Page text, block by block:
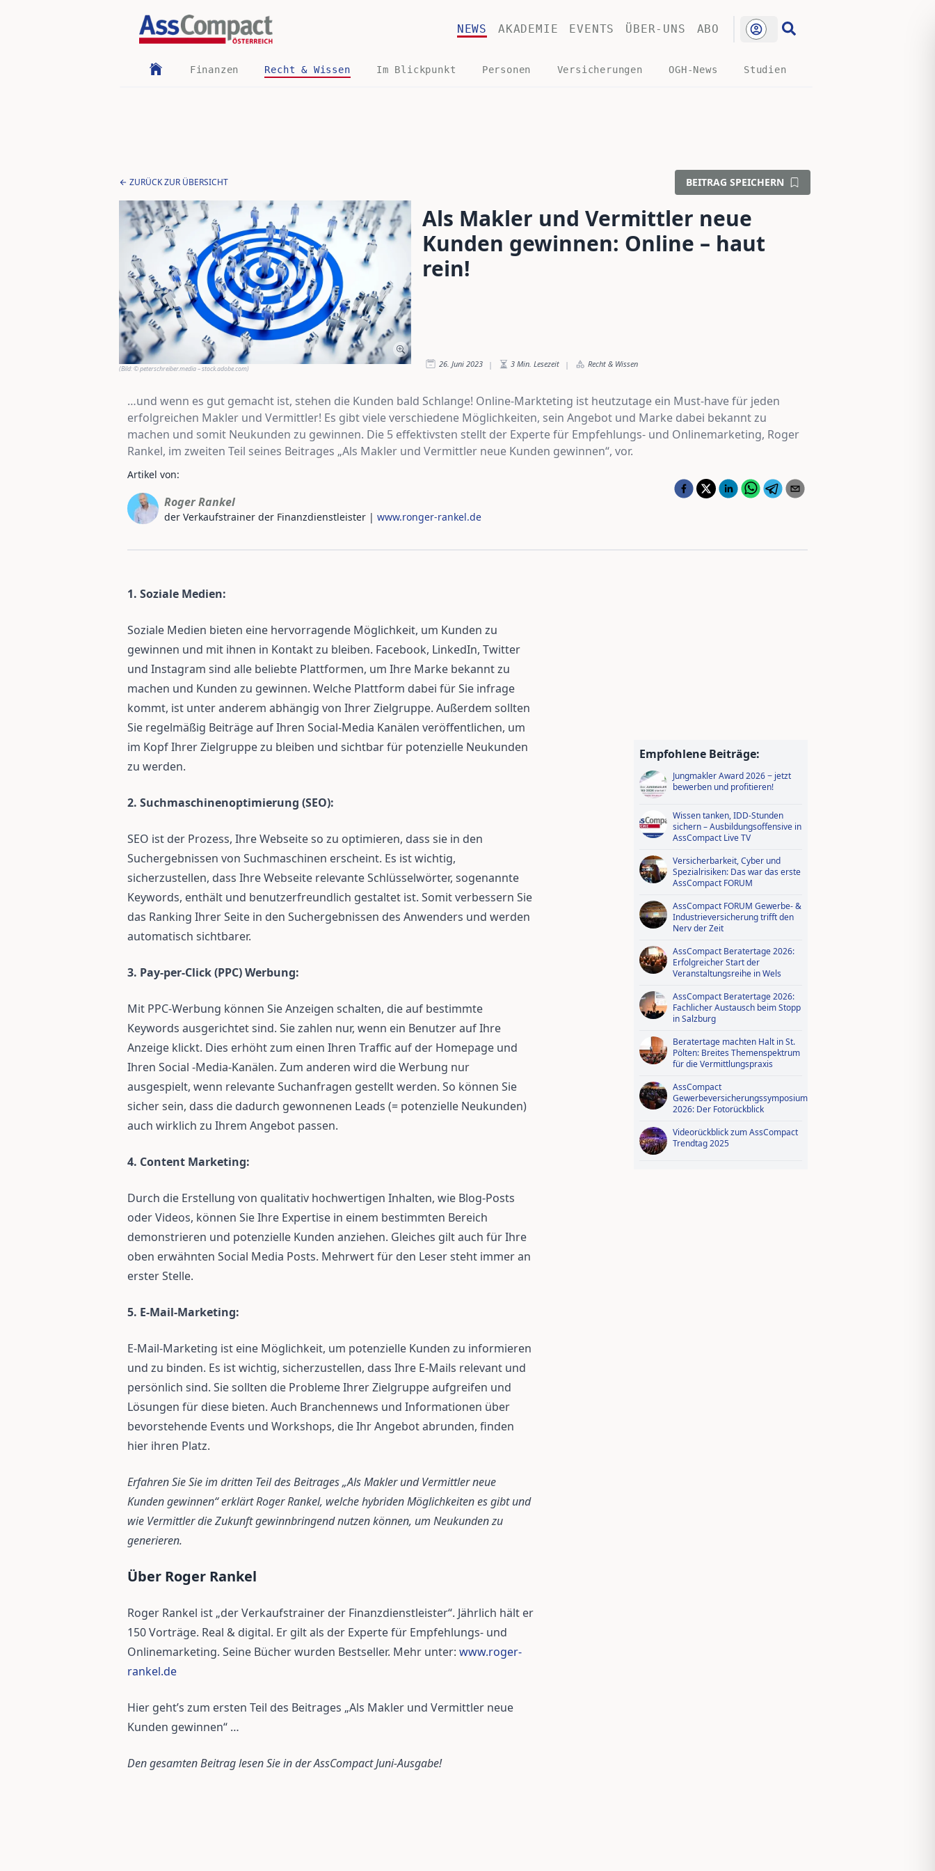
NEWS AKADEMIE EVENTS ÜBER-UNS ABO
Finanzen Recht & Wissen Im Blickpunkt Personen Versicherungen OGH-News Studien
ZURÜCK ZUR ÜBERSICHT BEITRAG SPEICHERN
(Bild:© peterschreiber.media – stock.adobe.com)
Als Makler und Vermittler neue
Kunden gewinnen: Online – haut
rein!
26. Juni 2023 | 3 Min. Lesezeit | Recht & Wissen
…und wenn es gut gemacht ist, stehen die Kunden bald Schlange! Online-Markteting ist heutzutage ein Must-have für jeden
erfolgreichen Makler und Vermittler! Es gibt viele verschiedene Möglichkeiten, sein Angebot und Marke dabei bekannt zu
machen und somit Neukunden zu gewinnen. Die 5 effektivsten stellt der Experte für Empfehlungs- und Onlinemarketing, Roger
Rankel, im zweiten Teil seines Beitrages „Als Makler und Vermittler neue Kunden gewinnen“, vor.
Artikel von:
Roger Rankel
der Verkaufstrainer der Finanzdienstleister | www.ronger-rankel.de
1. Soziale Medien:
Soziale Medien bieten eine hervorragende Möglichkeit, um Kunden zu
gewinnen und mit ihnen in Kontakt zu bleiben. Facebook, LinkedIn, Twitter
und Instagram sind alle beliebte Plattformen, um Ihre Marke bekannt zu
machen und Kunden zu gewinnen. Welche Plattform dabei für Sie infrage
kommt, ist unter anderem abhängig von Ihrer Zielgruppe. Außerdem sollten
Sie regelmäßig Beiträge auf Ihren Social-Media Kanälen veröffentlichen, um
im Kopf Ihrer Zielgruppe zu bleiben und sichtbar für potenzielle Neukunden
zu werden.
2. Suchmaschinenoptimierung (SEO):
SEO ist der Prozess, Ihre Webseite so zu optimieren, dass sie in den
Suchergebnissen von Suchmaschinen erscheint. Es ist wichtig,
sicherzustellen, dass Ihre Webseite relevante Schlüsselwörter, sogenannte
Keywords, enthält und benutzerfreundlich gestaltet ist. Somit verbessern Sie
das Ranking Ihrer Seite in den Suchergebnissen des Anwenders und werden
automatisch sichtbarer.
3. Pay-per-Click (PPC) Werbung:
Mit PPC-Werbung können Sie Anzeigen schalten, die auf bestimmte
Keywords ausgerichtet sind. Sie zahlen nur, wenn ein Benutzer auf Ihre
Anzeige klickt. Dies erhöht zum einen Ihren Traffic auf der Homepage und
Ihren Social -Media-Kanälen. Zum anderen wird die Werbung nur
ausgespielt, wenn relevante Suchanfragen gestellt werden. So können Sie
sicher sein, dass die dadurch gewonnenen Leads (= potenzielle Neukunden)
auch wirklich zu Ihrem Angebot passen.
4. Content Marketing:
Durch die Erstellung von qualitativ hochwertigen Inhalten, wie Blog-Posts
oder Videos, können Sie Ihre Expertise in einem bestimmten Bereich
demonstrieren und potenzielle Kunden anziehen. Gleiches gilt auch für Ihre
oben erwähnten Social Media Posts. Mehrwert für den Leser steht immer an
erster Stelle.
5. E-Mail-Marketing:
E-Mail-Marketing ist eine Möglichkeit, um potenzielle Kunden zu informieren
und zu binden. Es ist wichtig, sicherzustellen, dass Ihre E-Mails relevant und
persönlich sind. Sie sollten die Probleme Ihrer Zielgruppe aufgreifen und
Lösungen für diese bieten. Auch Branchennews und Informationen über
bevorstehende Events und Workshops, die Ihr Angebot abrunden, finden
hier ihren Platz.
Erfahren Sie Sie im dritten Teil des Beitrages „Als Makler und Vermittler neue
Kunden gewinnen“ erklärt Roger Rankel, welche hybriden Möglichkeiten es gibt und
wie Vermittler die Zukunft gewinnbringend nutzen können, um Neukunden zu
generieren.
Über Roger Rankel
Roger Rankel ist „der Verkaufstrainer der Finanzdienstleister“. Jährlich hält er
150 Vorträge. Real & digital. Er gilt als der Experte für Empfehlungs- und
Onlinemarketing. Seine Bücher wurden Bestseller. Mehr unter: www.roger-
rankel.de
Hier geht’s zum ersten Teil des Beitrages „Als Makler und Vermittler neue
Kunden gewinnen“ …
Den gesamten Beitrag lesen Sie in der AssCompact Juni-Ausgabe!
Empfohlene Beiträge:
Jungmakler Award 2026 − jetzt
bewerben und profitieren!
Wissen tanken, IDD-Stunden
sichern – Ausbildungsoffensive in
AssCompact Live TV
Versicherbarkeit, Cyber und
Spezialrisiken: Das war das erste
AssCompact FORUM
AssCompact FORUM Gewerbe- &
Industrieversicherung trifft den
Nerv der Zeit
AssCompact Beratertage 2026:
Erfolgreicher Start der
Veranstaltungsreihe in Wels
AssCompact Beratertage 2026:
Fachlicher Austausch beim Stopp
in Salzburg
Beratertage machten Halt in St.
Pölten: Breites Themenspektrum
für die Vermittlungspraxis
AssCompact
Gewerbeversicherungssymposium
2026: Der Fotorückblick
Videorückblick zum AssCompact
Trendtag 2025